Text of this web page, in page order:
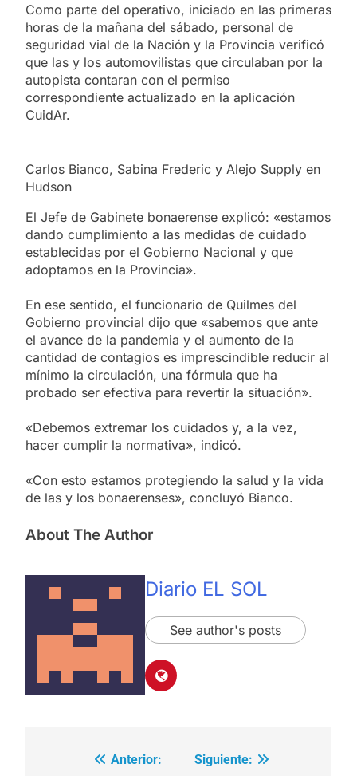
Como parte del operativo, iniciado en las primeras
horas de la mañana del sábado, personal de
seguridad vial de la Nación y la Provincia verificó
que las y los automovilistas que circulaban por la
autopista contaran con el permiso
correspondiente actualizado en la aplicación
CuidAr.
Carlos Bianco, Sabina Frederic y Alejo Supply en
Hudson
El Jefe de Gabinete bonaerense explicó: «estamos
dando cumplimiento a las medidas de cuidado
establecidas por el Gobierno Nacional y que
adoptamos en la Provincia».
En ese sentido, el funcionario de Quilmes del
Gobierno provincial dijo que «sabemos que ante
el avance de la pandemia y el aumento de la
cantidad de contagios es imprescindible reducir al
mínimo la circulación, una fórmula que ha
probado ser efectiva para revertir la situación».
«Debemos extremar los cuidados y, a la vez,
hacer cumplir la normativa», indicó.
«Con esto estamos protegiendo la salud y la vida
de las y los bonaerenses», concluyó Bianco.
About The Author
Diario EL SOL
See author's posts
Navegación
Anterior:
Siguiente: